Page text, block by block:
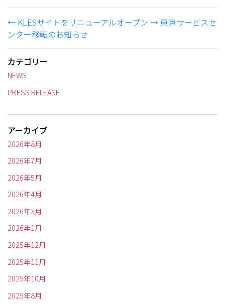
← KLESサイトをリニューアルオープン →東京サービスセ
ンター移転のお知らせ
カテゴリー
NEWS
PRESS RELEASE
アーカイブ
2026年8月
2026年7月
2026年5月
2026年4月
2026年3月
2026年1月
2025年12月
2025年11月
2025年10月
2025年8月